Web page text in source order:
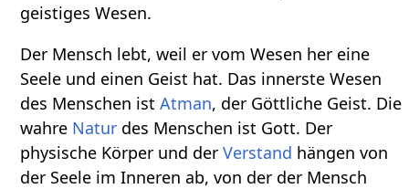
geistiges Wesen.
Der Mensch lebt, weil er vom Wesen her eine
Seele und einen Geist hat. Das innerste Wesen
des Menschen istAtman, der Göttliche Geist. Die
wahre Natur des Menschen ist Gott. Der
physische Körper und derVerstand hängen von
der Seele im Inneren ab, von der der Mensch